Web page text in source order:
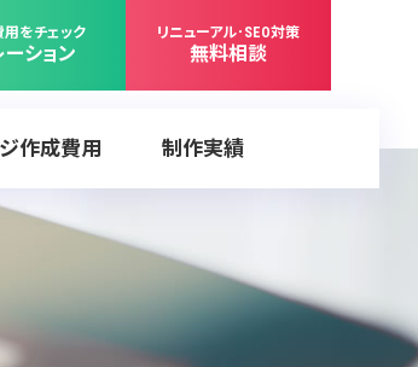
用をチェック
ション
リニューアル･SEO対策
無料相談
作成費用 制作実績